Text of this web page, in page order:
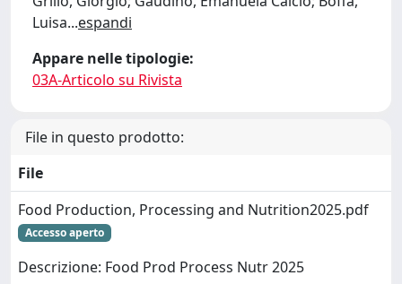
Luisa...espandi
Appare nelle tipologie:
03A-Articolo su Rivista
File in questo prodotto:
File
Food Production, Processing and Nutrition2025.pdf
Accesso aperto
Descrizione: Food Prod Process Nutr 2025